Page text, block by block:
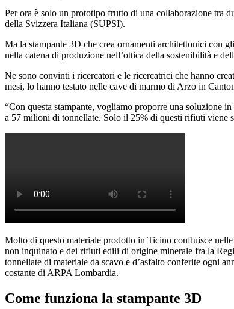
Per ora è solo un prototipo frutto di una collaborazione tra
della Svizzera Italiana (SUPSI).
Ma la stampante 3D che crea ornamenti architettonici con
nella catena di produzione nell’ottica della sostenibilità e
Ne sono convinti i ricercatori e le ricercatrici che hanno
mesi, lo hanno testato nelle cave di marmo di Arzo in
“Con questa stampante, vogliamo proporre una soluzione
a 57 milioni di tonnellate. Solo il 25% di questi rifiuti viene
Molto di questo materiale prodotto in Ticino confluisce
non inquinato e dei rifiuti edili di origine minerale fra la
tonnellate di materiale da scavo e d’asfalto conferite ogni
costante di ARPA Lombardia.
Come funziona la stampante 3D